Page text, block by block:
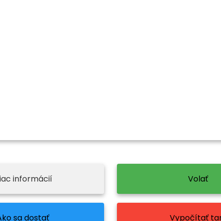
informácií Volať
sa dostať Vypočítať